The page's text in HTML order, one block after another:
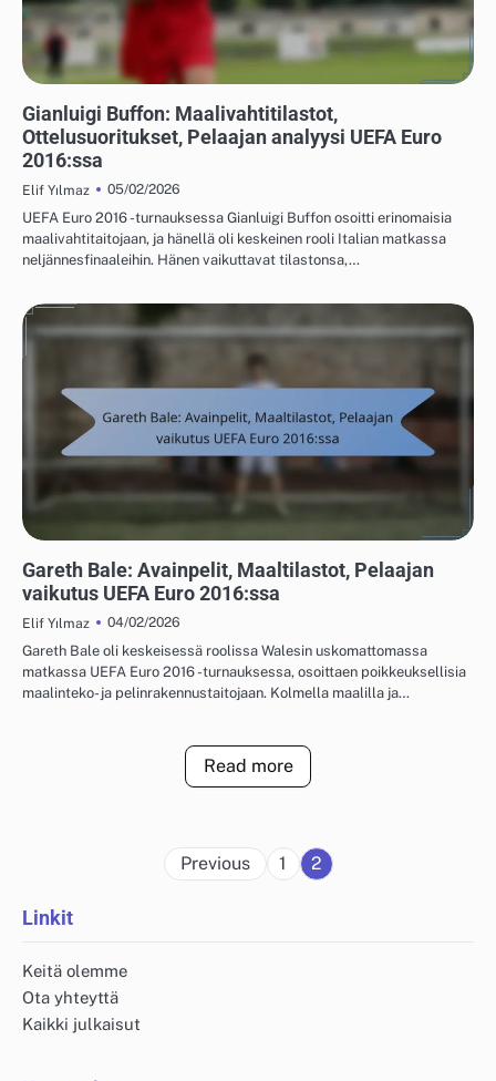
2016
Gianluigi Buffon: Maalivahtitilastot,
Ottelusuoritukset, Pelaajan analyysi UEFA Euro
2016:ssa
Elif Yılmaz
05/02/2026
UEFA Euro 2016 -turnauksessa Gianluigi Buffon osoitti erinomaisia
maalivahtitaitojaan, ja hänellä oli keskeinen rooli Italian matkassa
neljännesfinaaleihin. Hänen vaikuttavat tilastonsa,…
2016
Gareth Bale: Avainpelit, Maaltilastot, Pelaajan
vaikutus UEFA Euro 2016:ssa
Elif Yılmaz
04/02/2026
Gareth Bale oli keskeisessä roolissa Walesin uskomattomassa
matkassa UEFA Euro 2016 -turnauksessa, osoittaen poikkeuksellisia
maalinteko- ja pelinrakennustaitojaan. Kolmella maalilla ja…
Read more
Posts
Previous 1 2
Linkit
Keitä olemme
Ota yhteyttä
Kaikki julkaisut